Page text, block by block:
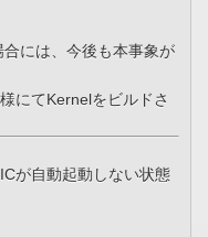
には、今後も本事象が
にてKernelをビルドさ
が自動起動しない状態